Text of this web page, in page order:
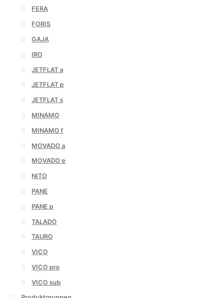
FERA
FORIS
GAJA
IRO
JETFLAT a
JETFLAT p
JETFLAT s
MINAMO
MINAMO f
MOVADO a
MOVADO e
NITO
PANE
PANE p
TALADO
TAURO
VICO
VICO pro
VICO sub